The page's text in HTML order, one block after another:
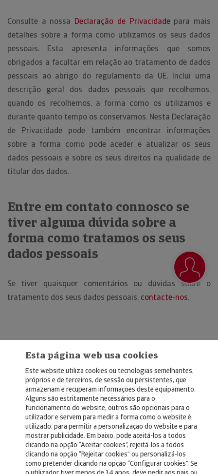
Consulte a nossa Declaração de Privacidadepara mais
detalhes sobre a forma como utilizamos os seus dados
pessoais. Esta apresenta informações que somos
obrigados a facultar em relação ao tratamento de dados
pessoais ao abrigo do regulamento da UE. Inclui uma
descrição geral dos dados pessoais que recolhemos,
quando os recolhemos, a forma como os utilizamos e
durante quanto tempo os conservamos. Nesta Declaração
de Privacidade pode também encontrar informações
sobre a forma como pode aceder e atualizar os seus
dados pessoais e sobre os seus direitos na qualidade de
titular dos dados.
Entre em contato connosco se
tiver alguma dúvida sobre a
forma como tratamos os seus
dados pessoais
Se tiver quaisquer comentários ou dúvidas sobre o
tratamento dos seus dados pessoais, contacte-nos.
© Copyright 2026, Crédito y Caución
Aviso Legal
Política de Privacidad
RGPD
Política de Cookies
Esta página web usa cookies
Este website utiliza cookies ou tecnologias semelhantes,
próprios e de terceiros, de sessão ou persistentes, que
armazenam e recuperam informações deste equipamento.
Alguns são estritamente necessários para o
funcionamento do website, outros são opcionais para o
utilizador e servem para medir a forma como o website é
utilizado, para permitir a personalização do website e para
mostrar publicidade. Em baixo, pode aceitá-los a todos
clicando na opção “Aceitar cookies”, rejeitá-los a todos
clicando na opção “Rejeitar cookies” ou personalizá-los
como pretender clicando na opção “Configurar cookies”. Se